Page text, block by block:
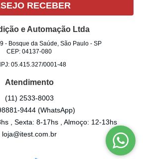
RECEBER
e Automação Ltda
- Bosque da Saúde, São Paulo -SP
CEP: 04137-080
05.415.327/0001-48
Atendimento
(11) 2533-8003
9444(WhatsApp)
, Sexta: 8-17hs , Almoço: 12-13hs
loja@itest.com.br